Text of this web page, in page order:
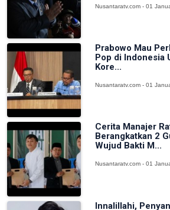
Nusantaratv.com - 01
Prabowo Mau
Pop di Indonesia
Kore...
Nusantaratv.com - 01
Cerita Manajer
Berangkatkan 2
Wujud Bakti M...
Nusantaratv.com - 01
Innalillahi,